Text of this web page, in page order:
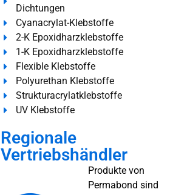
Dichtungen
Cyanacrylat-Klebstoffe
2-K Epoxidharzklebstoffe
1-K Epoxidharzklebstoffe
Flexible Klebstoffe
Polyurethan Klebstoffe
Strukturacrylatklebstoffe
UV Klebstoffe
Regionale
Vertriebshändler
Produkte von
Permabond sind